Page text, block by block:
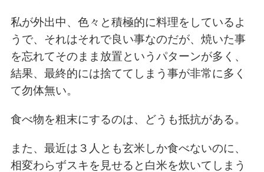
私が外出中、色々と積極的に料理をしているよ
うで、それはそれで良い事なのだが、焼いた事
を忘れてそのまま放置というパターンが多く、
結果、最終的には捨ててしまう事が非常に多く
て勿体無い。
食べ物を粗末にするのは、どうも抵抗がある。
また、最近は３人とも玄米しか食べないのに、
相変わらずスキを見せると 白米を炊いてしまう